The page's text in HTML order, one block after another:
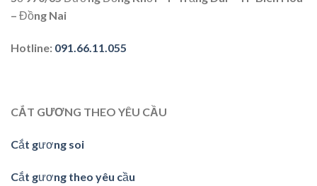
– Đồng Nai
Hotline: 091.66.11.055
CẮT GƯƠNG THEO YÊU CẦU
Cắt gương soi
Cắt gương theo yêu cầu